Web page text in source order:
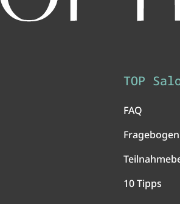
TOP
FAQ
Fragebogen
10 Tipps